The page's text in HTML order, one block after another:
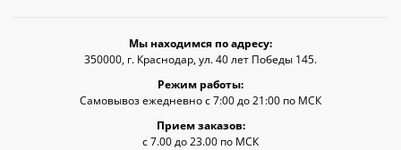
Мы находимся по адресу:
350000, г. Краснодар, ул. 40 лет Победы 145.
Режим работы:
Самовывоз ежедневно с 7:00 до 21:00 по МСК
Прием заказов:
с 7.00 до 23.00 по МСК